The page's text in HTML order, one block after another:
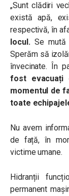
„Sunt clădiri
există apă,
respectivă, în
locul.Se mută
Sperăm să
învecinate. În
fost evacuați
momentul de
toate
Nu avem
de față, în
victime umane.
Hidranții
permanent